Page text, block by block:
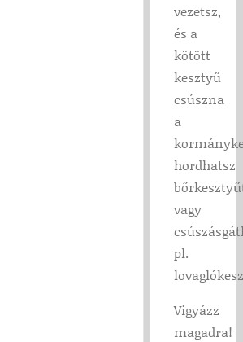
vezetsz,
és a
kötött
kesztyű
csúszna
a
hordhatsz
vagy
pl.
Vigyázz
magadra!